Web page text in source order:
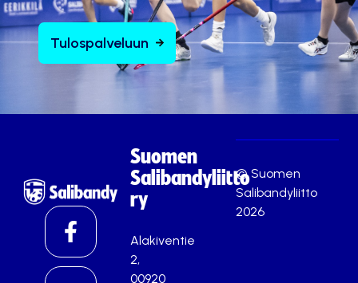
Tulospalveluun
Suomen
Salibandyliitto
ry
Alakiventie
2,
00920
© Suomen
Salibandyliitto
2026